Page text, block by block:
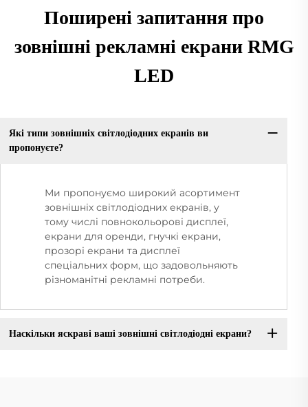
Поширені запитання про
зовнішні рекламні екрани RMG
LED
Які типи зовнішніх світлодіодних екранів ви
пропонуєте?
Ми пропонуємо широкий асортимент
зовнішніх світлодіодних екранів, у
тому числі повнокольорові дисплеї,
екрани для оренди, гнучкі екрани,
прозорі екрани та дисплеї
спеціальних форм, що задовольняють
різноманітні рекламні потреби.
Наскільки яскраві ваші зовнішні світлодіодні екрани?